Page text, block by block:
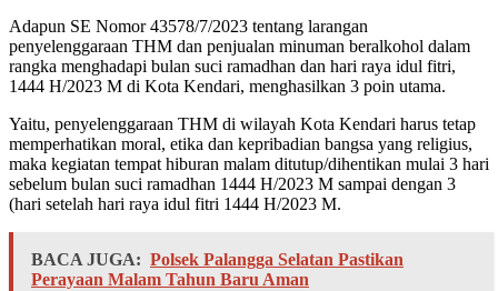
Adapun SE Nomor 43578/7/2023 tentang larangan
penyelenggaraan THM dan penjualan minuman beralkohol dalam
rangka menghadapi bulan suci ramadhan dan hari raya idul fitri,
1444 H/2023 M di Kota Kendari, menghasilkan 3 poin utama.
Yaitu, penyelenggaraan THM di wilayah Kota Kendari harus tetap
memperhatikan moral, etika dan kepribadian bangsa yang religius,
maka kegiatan tempat hiburan malam ditutup/dihentikan mulai 3 hari
sebelum bulan suci ramadhan 1444 H/2023 M sampai dengan 3
(hari setelah hari raya idul fitri 1444 H/2023 M.
BACA JUGA: Polsek Palangga Selatan Pastikan
Perayaan Malam Tahun Baru Aman